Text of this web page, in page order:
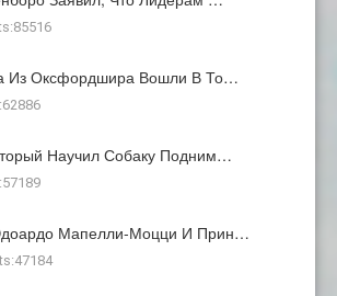
Из Оксфордшира Вошли В То…
Научил Собаку Подним…
Мапелли-Моцци И Прин…